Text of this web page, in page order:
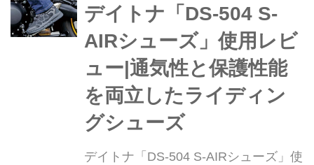
のがエアマット。一般的なエアマット
は軽量コンパクトなかわりに断熱性や
寝心地には一歩譲る傾向があるけど、
最新のTRI-FLEC8はR値8.5と極寒にも
対応する断熱性能と、10cmの厚みに
よる...
デイトナ「DS-504 S-
AIRシューズ」使用レビ
ュー|通気性と保護性能
を両立したライディン
グシューズ
デイトナ「DS-504 S-AIRシューズ」使